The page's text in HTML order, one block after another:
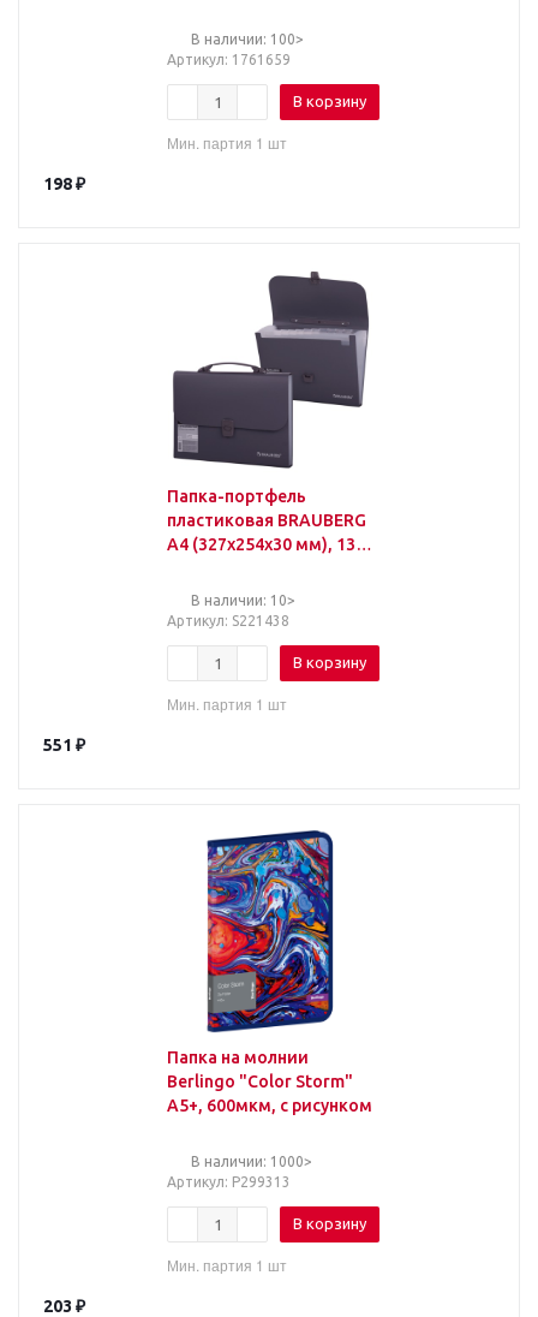
В наличии: 100>
Артикул: 1761659
В корзину
Мин. партия 1 шт
198₽
Папка-портфель
пластиковая BRAUBERG
А4 (327х254х30 мм), 13
221438
В наличии: 10>
Артикул: S221438
В корзину
Мин. партия 1 шт
551 ₽
Папка на молнии
Berlingo "Color Storm"
А5+, 600мкм, с рисунком
В наличии: 1000>
Артикул: Р299313
В корзину
Мин. партия 1 шт
203 ₽